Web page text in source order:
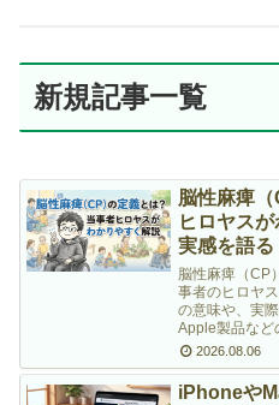
新規記事一覧
脳性麻痺
ヒロヤス
実感を語る
脳性麻痺（CP
事者のヒロヤ
の意味や、実
Apple製品など
えします。
2026.08.06
iPhoneや